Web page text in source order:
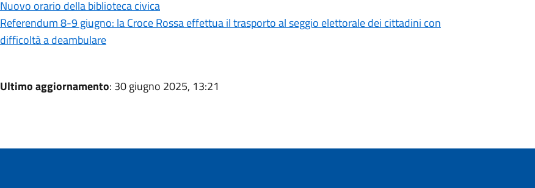
Nuovo orario della biblioteca civica
Referendum 8-9 giugno: la Croce Rossa effettua il trasporto al seggio elettorale dei cittadini con
difficoltà a deambulare
Ultimo aggiornamento: 30 giugno 2025, 13:21